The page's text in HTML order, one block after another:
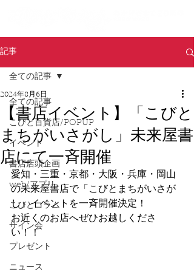
記事
全ての記事
こびと百貨店/POPUP
イベント
書店店頭企画
web/アプリ
こびとコラム
サイン会
プレゼント
ニュース
全ての記事
【書店イベント】「こびと
まちがいさがし」未来屋書
店にて一斉開催
2024年8月6日
愛知・三重・京都・大阪・兵庫・岡山
の未来屋書店で「こびとまちがいさが
し」イベントを一斉開催決定！
お近くのお店へぜひお越しくださ
い！！